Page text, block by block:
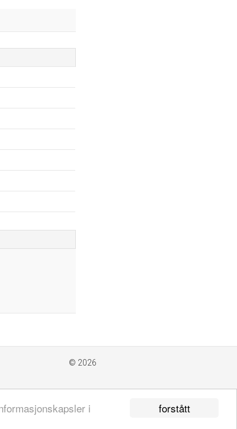
forstått
i
© 2026